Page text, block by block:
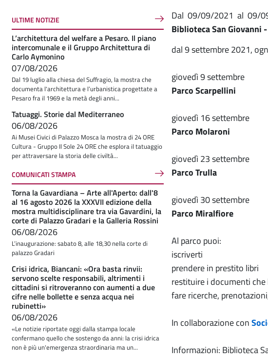
Dal 09/09/2021 al 09/
Biblioteca San Giovanni
dal 9 settembre 2021,
giovedì 9 settembre
Parco Scarpellini
giovedì 16 settembre
Parco Molaroni
giovedì 23 settembre
Parco Trulla
giovedì 30 settembre
Parco Miralfiore
Al parco puoi:
iscriverti
prendere in prestito libri
restituire i documenti che
fare ricerche,
In collaborazione con
Informazioni: Biblioteca
ULTIME NOTIZIE
L’architettura del welfare a Pesaro. Il piano
intercomunale e il Gruppo Architettura di
Carlo Aymonino
07/08/2026
Dal 19 luglio alla chiesa del Suffragio, la mostra che
documenta l'architettura e l’urbanistica progettate a
Pesaro fra il 1969 e la metà degli anni...
Tatuaggi. Storie dal Mediterraneo
06/08/2026
Ai Musei Civici di Palazzo Mosca la mostra di 24 ORE
Cultura - Gruppo Il Sole 24 ORE che esplora il tatuaggio
per attraversare la storia delle civiltà...
COMUNICATI STAMPA
Torna la Gavardiana – Arte all'Aperto: dall'8
al 16 agosto 2026 la XXXVII edizione della
mostra multidisciplinare tra via Gavardini, la
corte di Palazzo Gradari e la Galleria Rossini
06/08/2026
L’inaugurazione: sabato 8, alle 18,30 nella corte di
palazzo Gradari
Crisi idrica, Biancani: «Ora basta rinvii:
servono scelte responsabili, altrimenti i
cittadini si ritroveranno con aumenti a due
cifre nelle bollette e senza acqua nei
rubinetti»
06/08/2026
«Le notizie riportate oggi dalla stampa locale
confermano quello che sostengo da anni: la crisi idrica
non è più un'emergenza straordinaria ma un...